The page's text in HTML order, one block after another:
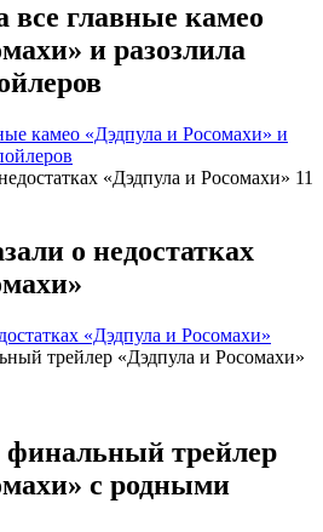
все главные камео
и разозлила
камео «Дэдпула и Росомахи» и
о недостатках
«Дэдпула и Росомахи»
трейлер
с родными